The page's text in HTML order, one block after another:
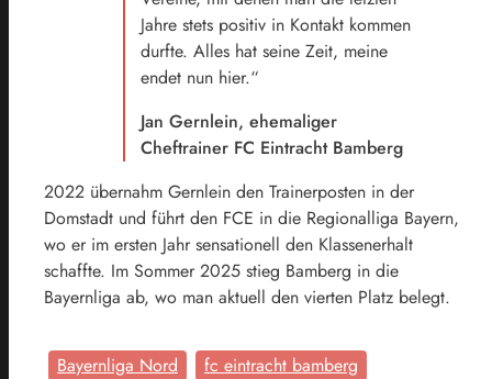
Jahre stets positiv in Kontakt kommen
durfte. Alles hat seine Zeit, meine
endet nun hier.“
Jan Gernlein, ehemaliger
Cheftrainer FC Eintracht Bamberg
2022 übernahm Gernlein den Trainerposten in der
Domstadt und führt den FCE in die Regionalliga Bayern,
wo er im ersten Jahr sensationell den Klassenerhalt
schaffte. Im Sommer 2025 stieg Bamberg in die
Bayernliga ab, wo man aktuell den vierten Platz belegt.
Bayernliga Nord
fc eintracht bamberg